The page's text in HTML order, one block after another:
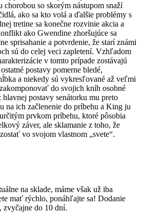
so skorým nástupom snaží
ako sa kto volá a ďalšie problémy s
tretine sa konečne rozvinie akcia a
ako Gwendine zhoršujúce sa
sprisahanie a potvrdenie, že starí známi
sú do celej veci zapletení. Vzhľadom
v tomto prípade zostávajú
postavy pomerne bledé,
a niekedy sú vykresľované až veľmi
do svojich kníh osobné
postavy senátorku mu preto
na ich začlenenie do príbehu a King ju
prvkom príbehu, ktoré pôsobia
záver, ale sklamanie z toho, že
vo svojom vlastnom „svete“.
na sklade, máme však už iba
mať rýchlo, ponáhľajte sa! Dodanie
zvyčajne do 10 dní.